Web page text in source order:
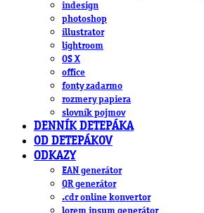
indesign
photoshop
illustrator
lightroom
OS X
office
fonty zadarmo
rozmery papiera
slovník pojmov
DENNÍK DETEPÁKA
OD DETEPÁKOV
ODKAZY
EAN generátor
QR generátor
.cdr online konvertor
lorem ipsum generátor